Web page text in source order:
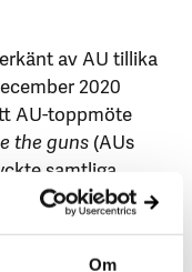
Om
av AU tillika
2020
AU-toppmöte
the guns (AUs
samtliga
är
kamp